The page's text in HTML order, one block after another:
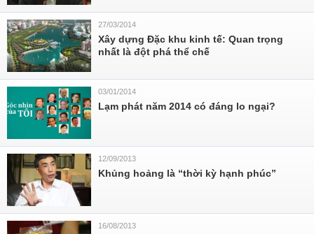
27/03/2014
Xây dựng Đặc khu kinh tế: Quan trọng
nhất là đột phá thể chế
03/01/2014
Lạm phát năm 2014 có đáng lo ngại?
12/09/2013
Khủng hoảng là “thời kỳ hạnh phúc”
16/08/2013